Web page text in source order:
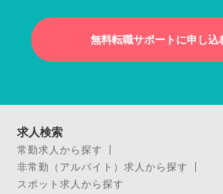
無料転職サポートに申し込
求人検索
常勤求人から探す
非常勤（アルバイト）求人から探す
スポット求人から探す